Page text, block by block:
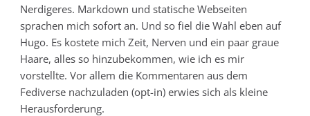
Nerdigeres. Markdown und statische Webseiten
sprachen mich sofort an. Und so fiel die Wahl eben auf
Hugo. Es kostete mich Zeit, Nerven und ein paar graue
Haare, alles so hinzubekommen, wie ich es mir
vorstellte. Vor allem die Kommentaren aus dem
Fediverse nachzuladen (opt-in) erwies sich als kleine
Herausforderung.